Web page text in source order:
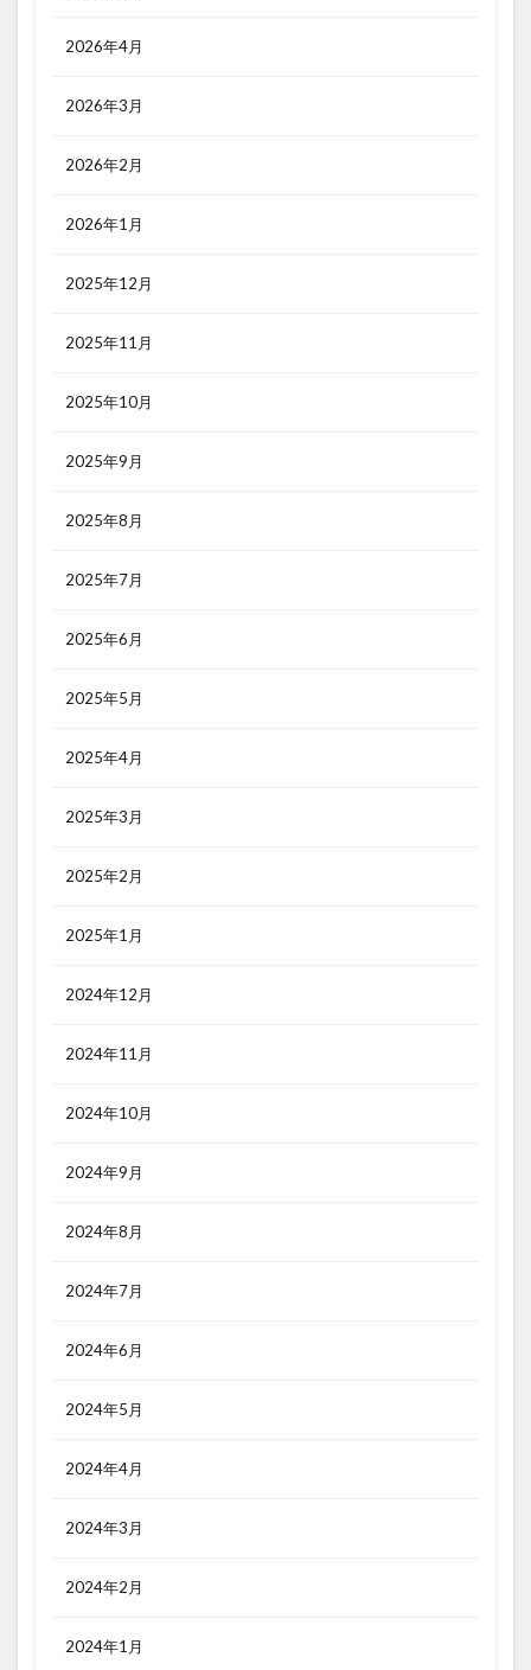
2026年4月
2026年3月
2026年2月
2026年1月
2025年12月
2025年11月
2025年10月
2025年9月
2025年8月
2025年7月
2025年6月
2025年5月
2025年4月
2025年3月
2025年2月
2025年1月
2024年12月
2024年11月
2024年10月
2024年9月
2024年8月
2024年7月
2024年6月
2024年5月
2024年4月
2024年3月
2024年2月
2024年1月